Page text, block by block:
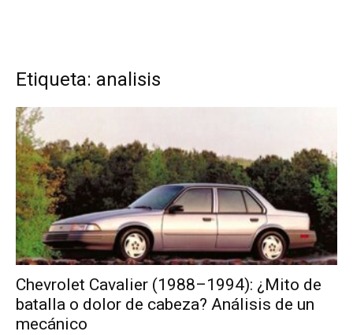
Etiqueta: analisis
Chevrolet Cavalier (1988–1994): ¿Mito de
batalla o dolor de cabeza? Análisis de un
mecánico